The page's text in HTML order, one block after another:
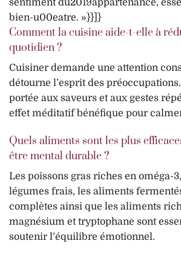
sentiment du2019appartenance,
bien-u00eatre. »}}]}
Comment la cuisine aide-t-elle à
quotidien ?
Cuisiner demande une attention
détourne l’esprit des
portée aux saveurs et aux gestes
effet méditatif bénéfique pour
Quels aliments sont les plus
être mental durable ?
Les poissons gras riches en oméga-
légumes frais, les aliments
complètes ainsi que les aliments
magnésium et tryptophane sont
soutenir l’équilibre émotionnel.